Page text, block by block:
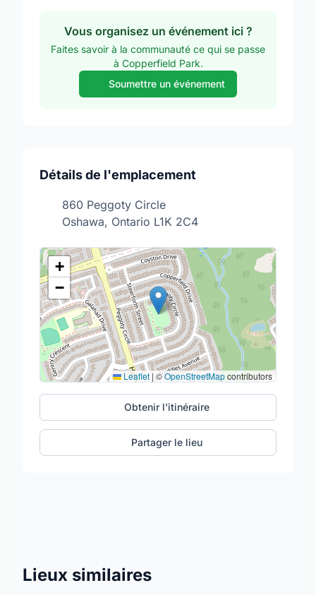
Vous organisez un événement ici ?
Faites savoir à la communauté ce qui se passe
à Copperfield Park.
Soumettre un événement
Détails de l'emplacement
860 Peggoty Circle
Oshawa, Ontario L1K 2C4
+
−
Leaflet | ©OpenStreetMapcontributors
Obtenir l'itinéraire
Partager le lieu
Lieux similaires